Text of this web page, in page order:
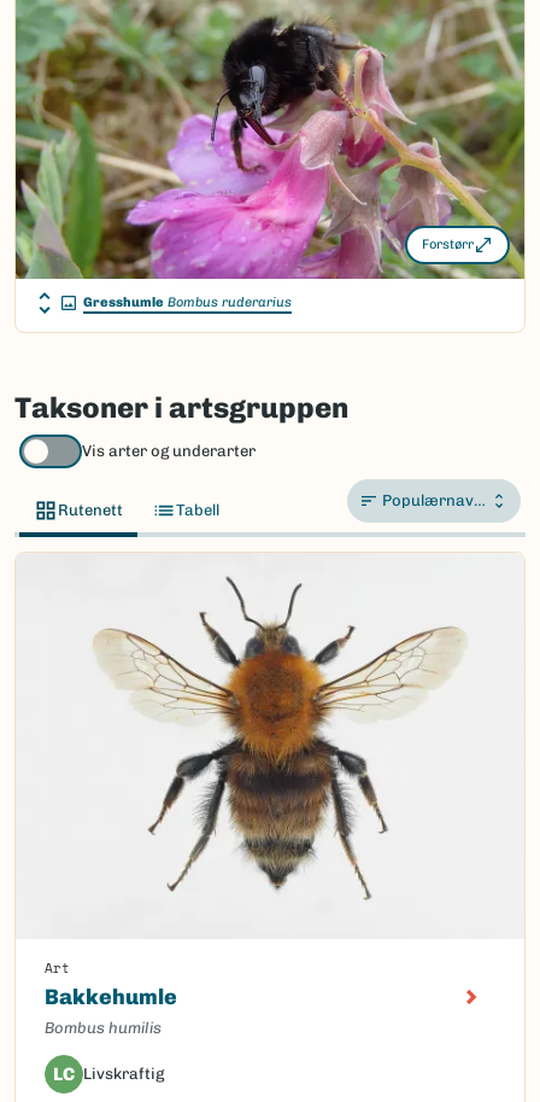
Vitenskapelig navn ID:127404
Takson ID:84273
Gå til Nortaxa for flere detaljer
(Ekstern lenke)
Forstørr
Gresshumle Bombus ruderarius
Taksoner i artsgruppen
Vis arter og underarter
Rutenett Tabell Populærnavn A-Å
Art
Bakkehumle
Bombus humilis
LC Livskraftig